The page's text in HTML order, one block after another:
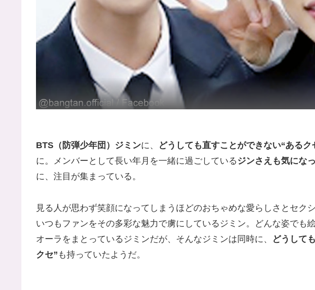
BTS（防弾少年団）ジミンに、 どうしても直すことができない“あるク
に。メンバーとして長い年月を一緒に過ごしている ジンさえも気にな
に、注目が集まっている。
見る人が思わず笑顔になってしまうほどのおちゃめな愛らしさとセク
いつもファンをその多彩な魅力で虜にしているジミン。どんな姿でも
オーラをまとっているジミンだが、そんなジミンは同時に、
どうして
クセ” も持っていたようだ。